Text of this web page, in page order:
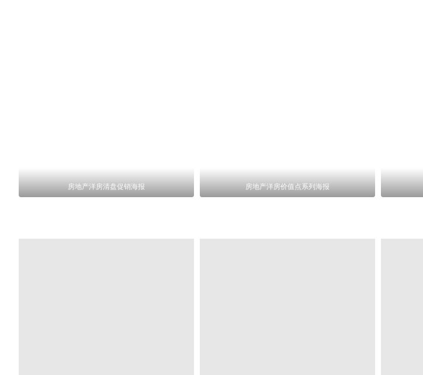
房地产洋房清盘促销海报 房地产洋房价值点系列海报